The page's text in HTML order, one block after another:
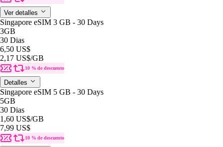
Ver detalles
Singapore eSIM 3 GB - 30 Days
3GB
30 Dias
6,50 US$
2,17 US$/GB
10 % de descuento
Detalles
Singapore eSIM 5 GB - 30 Days
5GB
30 Dias
1,60 US$/GB
7,99 US$
10 % de descuento